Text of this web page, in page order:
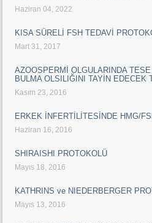
Haziran 04, 2022
KISA SÜRELİ FSH TEDAVİ
Mart 31, 2017
AZOOSPERMİ OLGULARINDA
BULMA OLSILIĞINI TAYİN EDECEK
Kasım 23, 2016
ERKEK İNFERTİLİTESİNDE HMG/
Haziran 16, 2016
SHIRAISHI PROTOKOLÜ
Mayıs 18, 2016
KATHRINS ve NIEDERBERGER
Mayıs 13, 2016